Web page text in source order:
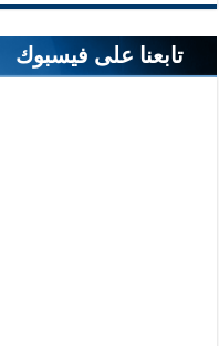
تابعنا على فيسبوك